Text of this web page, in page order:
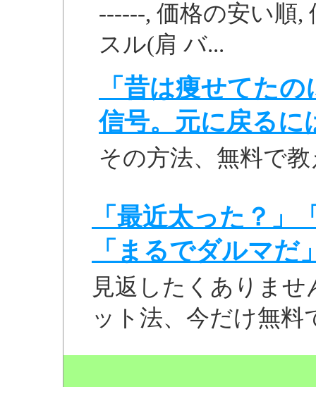
------, 価格の安い順,
スル(肩 バ...
「昔は痩せてた
信号。元に戻るに
その方法、無料で
「最近太った？
「まるでダルマだ
見返したくありま
ット法、今だけ無料